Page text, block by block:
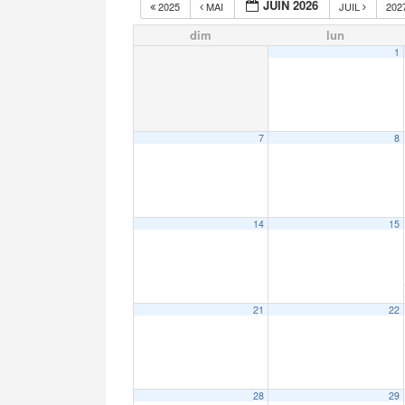
2025 MAI JUIN 2026 JUIL
dim lun
1
7 8
14 15
21 22
28 29